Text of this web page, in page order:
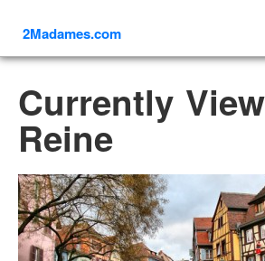
2Madames.com
ภาคเหนือ
ภาคใต้
ภาคกลาง
ภาคตะวันตก
ภาคอีสาน
Currently
Reine